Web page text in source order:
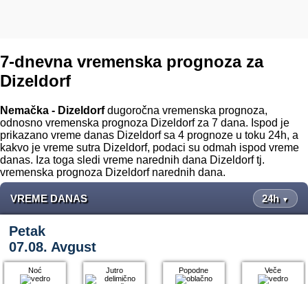
7-dnevna vremenska prognoza za
Dizeldorf
Nemačka - Dizeldorfdugoročna vremenska prognoza,
odnosno vremenska prognoza Dizeldorf za 7 dana. Ispod je
prikazano vreme danas Dizeldorf sa 4 prognoze u toku 24h, a
kakvo je vreme sutra Dizeldorf, podaci su odmah ispod vreme
danas. Iza toga sledi vreme narednih dana Dizeldorf tj.
vremenska prognoza Dizeldorf narednih dana.
VREME DANAS 24h ▼
Petak
07.08. Avgust
Noć Jutro Popodne Veče